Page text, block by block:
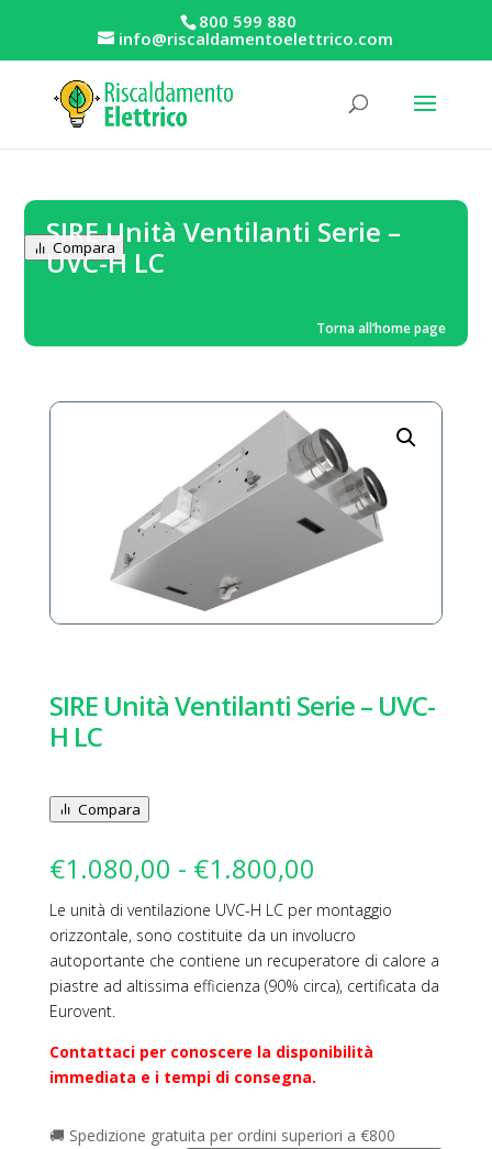
800 599 880
info@riscaldamentoelettrico.com
SIRE Unità Ventilanti Serie –
UVC-H LC
Compara
Torna all’home page
SIRE Unità Ventilanti Serie – UVC-
H LC
Compara
€1.080,00 - €1.800,00
prezzo:
da
€1.080,00
a
Le unità di ventilazione UVC-H LC per montaggio
orizzontale, sono costituite da un involucro
autoportante che contiene un recuperatore di calore a
piastre ad altissima efficienza (90% circa), certificata da
Eurovent.
Contattaci per conoscere la disponibilità
immediata e i tempi di consegna.
🚚 Spedizione gratuita per ordini superiori a €800